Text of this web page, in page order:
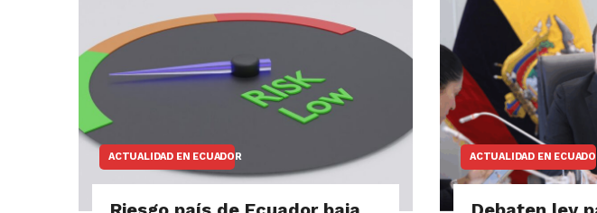
ACTUALIDAD EN ECUADOR ACTUALIDAD EN